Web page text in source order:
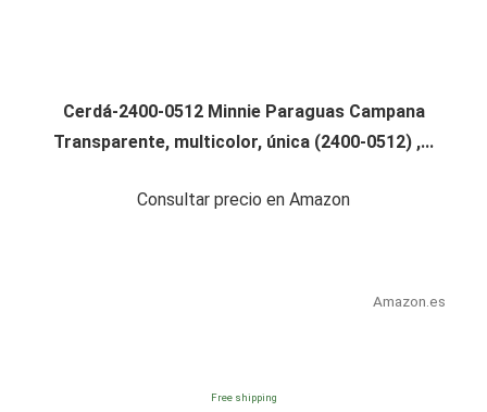
Cerdá-2400-0512 Minnie Paraguas Campana
Transparente, multicolor, única (2400-0512) ,...
Consultar precio en Amazon
Amazon.es
Free shipping